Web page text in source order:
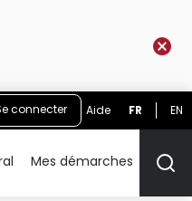
connecter Aide FR EN
Mes démarches